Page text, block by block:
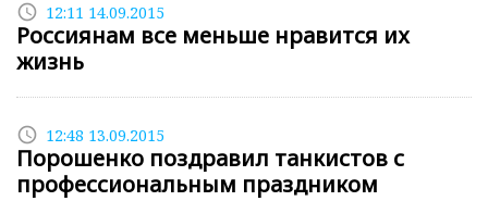
access_time 12:11 14.09.2015
Россиянам все меньше нравится их
жизнь
access_time 12:48 13.09.2015
Порошенко поздравил танкистов с
профессиональным праздником